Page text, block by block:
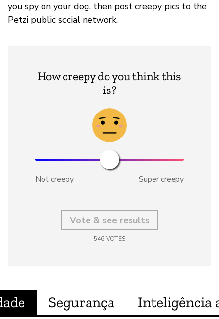
you spy on your dog, then post creepy pics to the
Petzi public social network.
How creepy do you think this
is?
Not creepy Super creepy
Vote & see results
546 VOTES
Segurança Inteligência